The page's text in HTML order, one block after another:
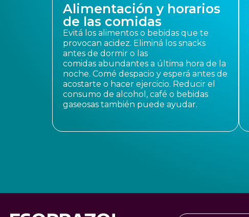
Alimentación y horarios
de las comidas
Evitá los alimentos o bebidas que te
provocan acidez. Eliminá los snacks
antes de dormir o las
comidas abundantes a última hora de la
noche. Comé despacio y esperá antes de
acostarte o hacer ejercicio. Reducir el
consumo de alcohol, café o bebidas
gaseosas también puede ayudar.